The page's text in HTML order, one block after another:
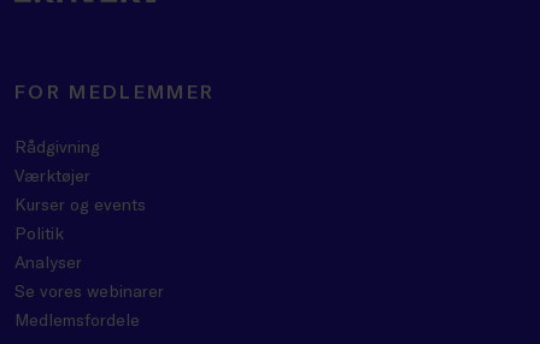
FOR MEDLEMMER
Rådgivning
Værktøjer
Kurser og events
Politik
Analyser
Se vores webinarer
Medlemsfordele